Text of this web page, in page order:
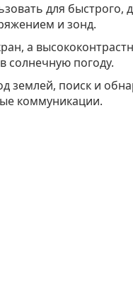
для быстрого,
и зонд.
а
солнечную погоду.
землей, поиск и
коммуникации.